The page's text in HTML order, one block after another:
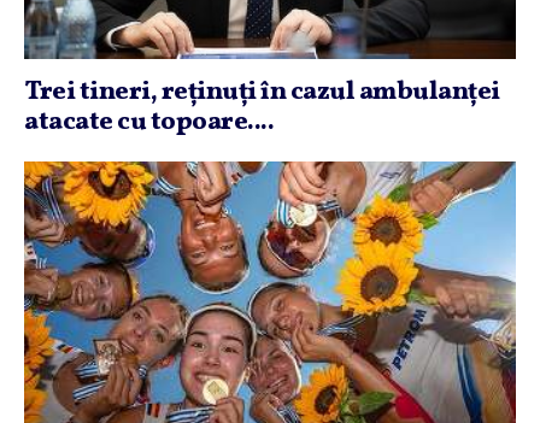
Trei tineri, reţinuţi în cazul ambulanţei
atacate cu topoare....